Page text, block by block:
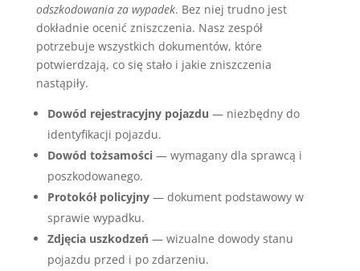
odszkodowania za wypadek. Bez niej trudno jest
dokładnie ocenić zniszczenia. Nasz zespół
potrzebuje wszystkich dokumentów, które
potwierdzają, co się stało i jakie zniszczenia
nastąpiły.
Dowód rejestracyjny pojazdu — niezbędny do
identyfikacji pojazdu.
Dowód tożsamości— wymagany dla sprawcą i
poszkodowanego.
Protokół policyjny— dokument podstawowy w
sprawie wypadku.
Zdjęcia uszkodzeń— wizualne dowody stanu
pojazdu przed i po zdarzeniu.